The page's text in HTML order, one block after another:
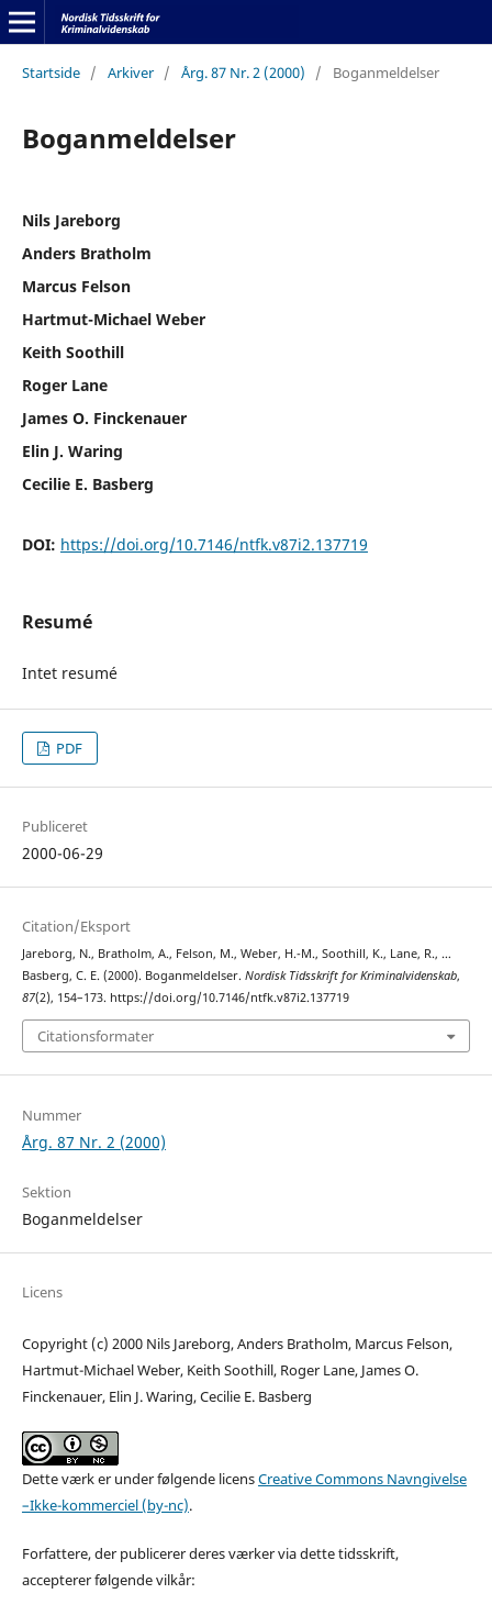
Startside / Arkiver / Årg. 87 Nr. 2 (2000) / Boganmeldelser
Boganmeldelser
Nils Jareborg
Anders Bratholm
Marcus Felson
Hartmut-Michael Weber
Keith Soothill
Roger Lane
James O. Finckenauer
Elin J. Waring
Cecilie E. Basberg
DOI: https://doi.org/10.7146/ntfk.v87i2.137719
Resumé
Intet resumé
PDF
Publiceret
2000-06-29
Citation/Eksport
Jareborg, N., Bratholm, A., Felson, M., Weber, H.-M., Soothill, K., Lane, R., …
Basberg, C. E. (2000). Boganmeldelser. Nordisk Tidsskrift for Kriminalvidenskab,
87(2), 154–173. https://doi.org/10.7146/ntfk.v87i2.137719
Citationsformater
Nummer
Årg. 87 Nr. 2 (2000)
Sektion
Boganmeldelser
Licens
Copyright (c) 2000 Nils Jareborg, Anders Bratholm, Marcus Felson,
Hartmut-Michael Weber, Keith Soothill, Roger Lane, James O.
Finckenauer, Elin J. Waring, Cecilie E. Basberg
Dette værk er under følgende licensCreative Commons Navngivelse
–Ikke-kommerciel (by-nc).
Forfattere, der publicerer deres værker via dette tidsskrift,
accepterer følgende vilkår: